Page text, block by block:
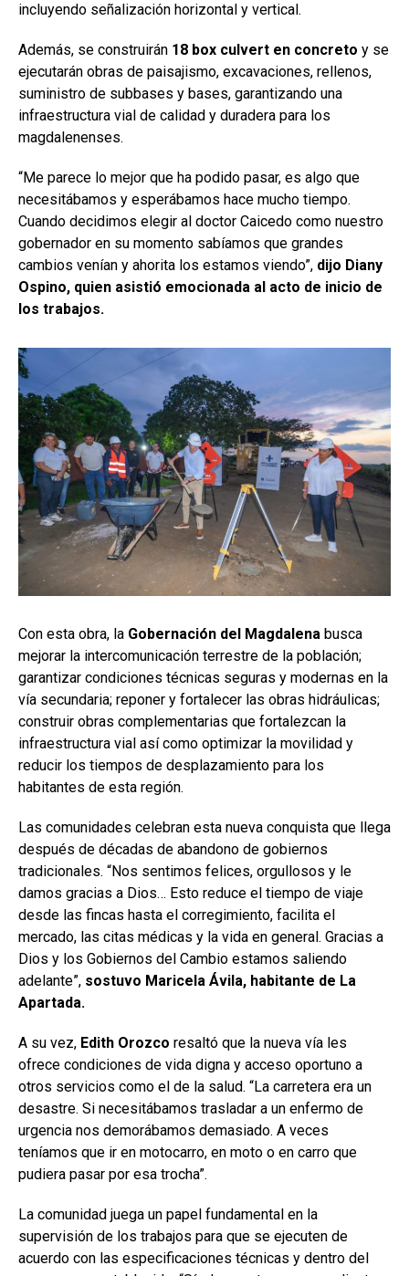
incluyendo señalización horizontal y vertical.
Además, se construirán 18 box culvert en concreto y se
ejecutarán obras de paisajismo, excavaciones, rellenos,
suministro de subbases y bases, garantizando una
infraestructura vial de calidad y duradera para los
magdalenenses.
“Me parece lo mejor que ha podido pasar, es algo que
necesitábamos y esperábamos hace mucho tiempo.
Cuando decidimos elegir al doctor Caicedo como nuestro
gobernador en su momento sabíamos que grandes
cambios venían y ahorita los estamos viendo”, dijo Diany
Ospino, quien asistió emocionada al acto de inicio de
los trabajos.
Con esta obra, la Gobernación del Magdalena busca
mejorar la intercomunicación terrestre de la población;
garantizar condiciones técnicas seguras y modernas en la
vía secundaria; reponer y fortalecer las obras hidráulicas;
construir obras complementarias que fortalezcan la
infraestructura vial así como optimizar la movilidad y
reducir los tiempos de desplazamiento para los
habitantes de esta región.
Las comunidades celebran esta nueva conquista que llega
después de décadas de abandono de gobiernos
tradicionales. “Nos sentimos felices, orgullosos y le
damos gracias a Dios… Esto reduce el tiempo de viaje
desde las fincas hasta el corregimiento, facilita el
mercado, las citas médicas y la vida en general. Gracias a
Dios y los Gobiernos del Cambio estamos saliendo
adelante”, sostuvo Maricela Ávila, habitante de La
Apartada.
A su vez, Edith Orozco resaltó que la nueva vía les
ofrece condiciones de vida digna y acceso oportuno a
otros servicios como el de la salud. “La carretera era un
desastre. Si necesitábamos trasladar a un enfermo de
urgencia nos demorábamos demasiado. A veces
teníamos que ir en motocarro, en moto o en carro que
pudiera pasar por esa trocha”.
La comunidad juega un papel fundamental en la
supervisión de los trabajos para que se ejecuten de
acuerdo con las especificaciones técnicas y dentro del